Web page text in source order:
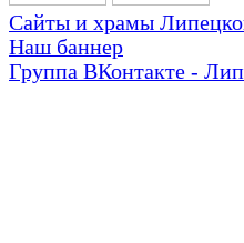
Сайты и храмы
Наш баннер
Группа ВКонтакте -